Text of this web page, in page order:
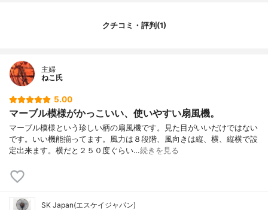
クチコミ・評判(1)
主婦
ねこ氏
5.00
マーブル模様がかっこいい、使いやすい扇風機。
マーブル模様という珍しい柄の扇風機です。見た目がいいだけではない
です。いい機能揃ってます。風力は８段階、風向きは縦、横、縦横で設
定出来ます。横だと２５０度ぐらい…続きを見る
SK Japan(エスケイジャパン)